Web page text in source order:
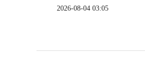
2026-08-04 03:05